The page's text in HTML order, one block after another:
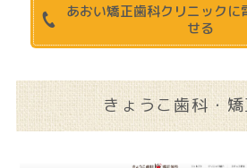
あおい矯正歯科クリニックに
せる
きょうこ歯科・